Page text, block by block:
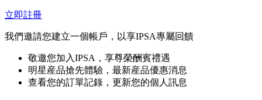
立即註冊
我們邀請您建立一個帳戶，以享IPSA專屬回饋
敬邀您加入IPSA，享尊榮酬賓禮遇
明星産品搶先體驗，最新産品優惠消息
查看您的訂單記錄，更新您的個人訊息